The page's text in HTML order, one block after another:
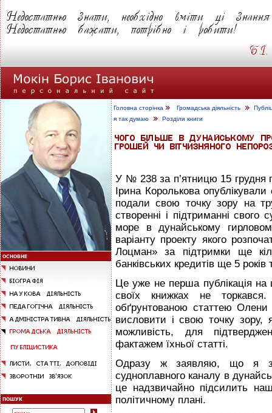
Головна сторінка Громадська діяльність
я так думаю
Розділи книги
У № 238 за п’ятницю 15 грудня
Ірина Королькова
подали свою точку зору на
створенні і підтриманні
море в дунайському
варіанту проекту якого
Лоцман» за підтримки ще
банківських кредитів ще 5 років
Це уже не перша публікація
своїх книжках не
обґрунтованою статтею Олени
висловити і свою точку
можливість, для
фактажем їхньої статті.
Одразу ж заявляю, що я за
судноплавного каналу в
це надзвичайно підсилить
політичному плані.